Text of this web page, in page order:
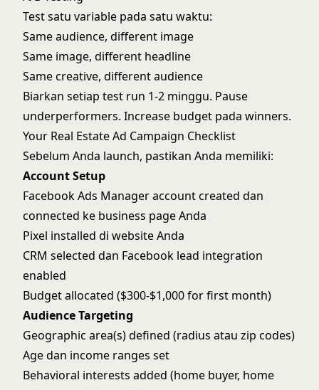
Test satu variable pada satu waktu:
Same audience, different image
Same image, different headline
Same creative, different audience
Biarkan setiap test run 1-2 minggu. Pause
underperformers. Increase budget pada winners.
Your Real Estate Ad Campaign Checklist
Sebelum Anda launch, pastikan Anda memiliki:
Account Setup
Facebook Ads Manager account created dan
connected ke business page Anda
Pixel installed di website Anda
CRM selected dan Facebook lead integration
enabled
Budget allocated ($300-$1,000 for first month)
Audience Targeting
Geographic area(s) defined (radius atau zip codes)
Age dan income ranges set
Behavioral interests added (home buyer, home